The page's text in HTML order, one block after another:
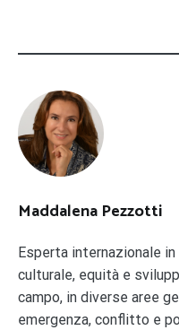
Maddalena Pezzotti
Esperta internazionale
culturale, equità e
campo, in diverse aree
emergenza, conflitto e